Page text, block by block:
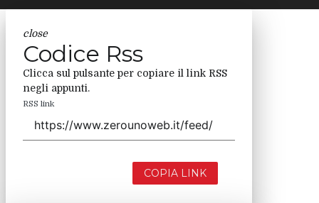
close
Codice Rss
Clicca sul pulsante per copiare il link RSS
negli appunti.
RSS link
COPIA LINK